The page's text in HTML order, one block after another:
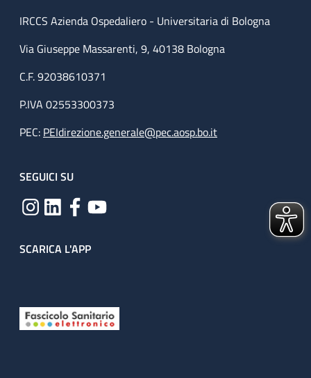
IRCCS Azienda Ospedaliero - Universitaria di Bologna
Via Giuseppe Massarenti, 9, 40138 Bologna
C.F. 92038610371
P.IVA 02553300373
PEC: PEIdirezione.generale@pec.aosp.bo.it
SEGUICI SU
SCARICA L'APP